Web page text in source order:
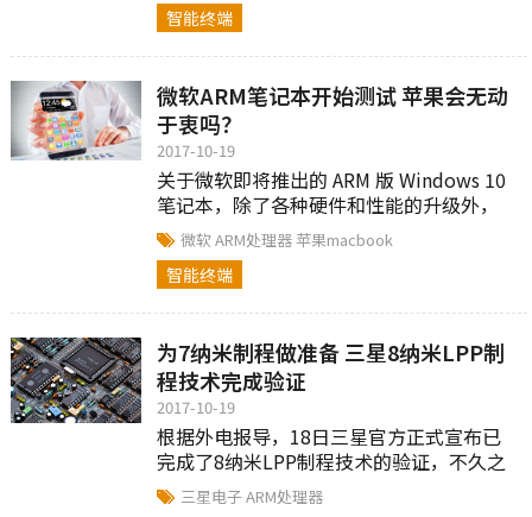
智能终端
微软ARM笔记本开始测试 苹果会无动
于衷吗？
2017-10-19
关于微软即将推出的 ARM 版 Windows 10
笔记本，除了各种硬件和性能的升级外，
其中的一个最吸引人的话题是肯定的——电
池续航。
微软ARM处理器苹果macbook
智能终端
为7纳米制程做准备 三星8纳米LPP制
程技术完成验证
2017-10-19
根据外电报导，18日三星官方正式宣布已
完成了8纳米LPP制程技术的验证，不久之
后可量产。
三星电子ARM处理器